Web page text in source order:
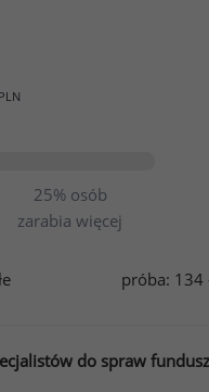
25% osób
zarabia więcej
PLN
próba: 134
do spraw